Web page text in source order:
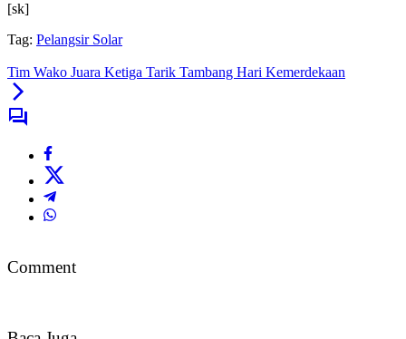
[sk]
Tag: Pelangsir Solar
Tim Wako Juara Ketiga Tarik Tambang Hari Kemerdekaan
Comment